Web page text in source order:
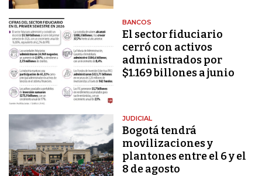
BANCOS
El sector fiduciario
cerró con activos
administrados por
$1.169 billones a junio
JUDICIAL
Bogotá tendrá
movilizaciones y
plantones entre el 6 y el
8 de agosto